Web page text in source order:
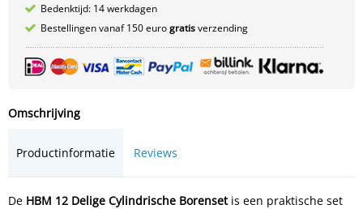
Bedenktijd: 14 werkdagen
Bestellingen vanaf 150 eurogratisverzending
Omschrijving
Productinformatie Reviews
De HBM 12 Delige Cylindrische Borensetis een praktische set